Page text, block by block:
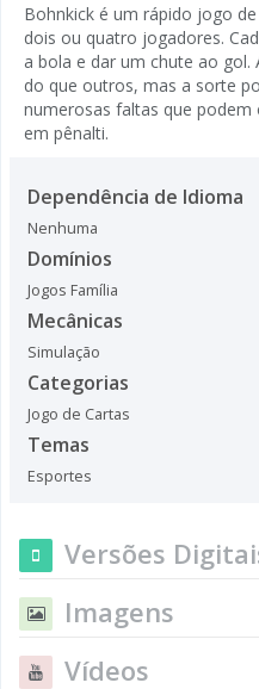
Bohnkick é um rápido jogo
dois ou quatro jogadores.
a bola e dar um chute ao
do que outros, mas a sorte
numerosas faltas que
em pênalti.
Dependência de Idioma
Nenhuma
Domínios
Jogos Família
Mecânicas
Simulação
Categorias
Jogo de Cartas
Temas
Esportes
Versões
Imagens
Vídeos